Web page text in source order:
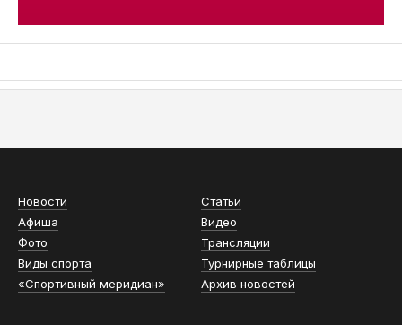
Новости
Статьи
Афиша
Видео
Фото
Трансляции
Виды спорта
Турнирные таблицы
«Спортивный меридиан»
Архив новостей